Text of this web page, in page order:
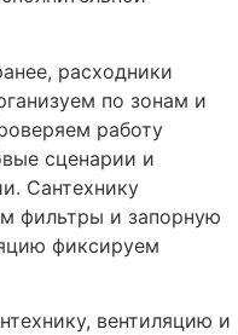
расходники
по зонам и
работу
сценарии и
Сантехнику
фильтры и запорную
фиксируем
вентиляцию и